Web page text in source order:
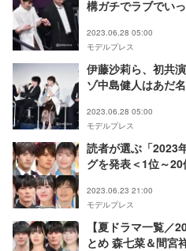
構ガチでラブでい
2023.06.28 05:00
モデルプレス
伊藤沙莉ら、初共
ゾ中島健人はあだ
＞
2023.06.28 05:00
モデルプレス
読者が選ぶ「2023
グを発表＜1位～20
2023.06.23 21:00
モデルプレス
【夏ドラマ一覧／
とめ 森七菜＆間宮